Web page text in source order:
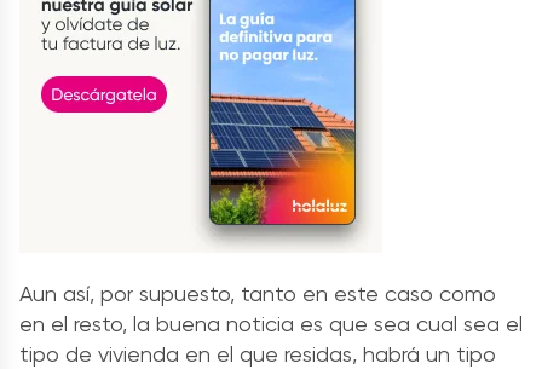
Aun así, por supuesto, tanto en este caso como
en el resto, la buena noticia es que sea cual sea el
tipo de vivienda en el que residas, habrá un tipo